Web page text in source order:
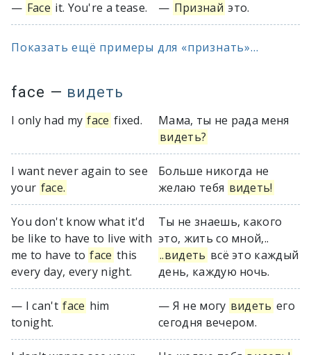
— Face it. You're a tease. — Признай это.
Показать ещё примеры для «признать»...
face — видеть
I only had my face fixed.
Мама, ты не рада меня
видеть?
I want never again to see
your face.
Больше никогда не
желаю тебя видеть!
You don't know what it'd
be like to have to live with
me to have to face this
every day, every night.
Ты не знаешь, какого
это, жить со мной,..
..видеть всё это каждый
день, каждую ночь.
— I can't face him
tonight.
— Я не могу видеть его
сегодня вечером.